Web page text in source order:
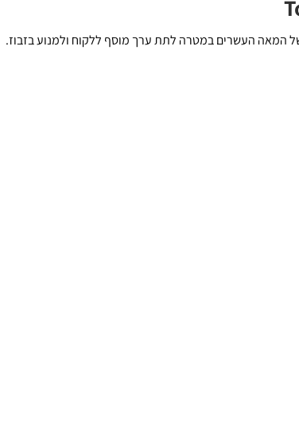
המאה העשרים במטרה לתת ערך מוסף ללקוח ולמנוע בזבוז.